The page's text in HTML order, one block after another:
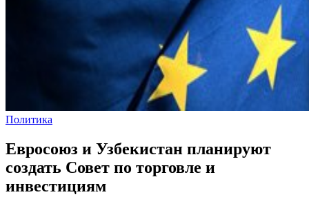
Политика
Евросоюз и Узбекистан планируют
создать Совет по торговле и
инвестициям